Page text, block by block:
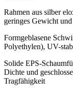
Rahmen aus silber
geringes Gewicht
Formgeblasene
Polyethylen), UV-
Solide EPS-
Dichte und
Tragfähigkeit